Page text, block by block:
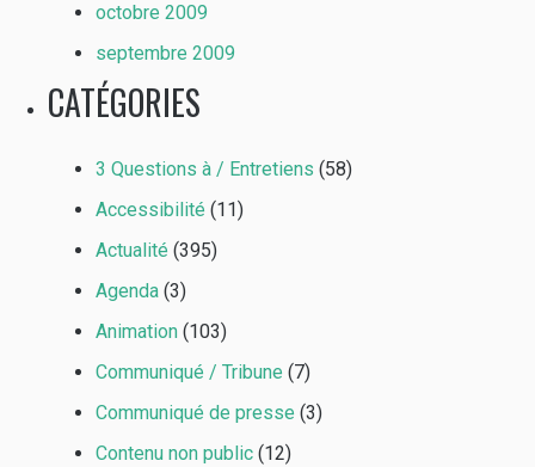
octobre 2009
septembre 2009
CATÉGORIES
3 Questions à / Entretiens (58)
Accessibilité (11)
Actualité (395)
Agenda (3)
Animation (103)
Communiqué / Tribune (7)
Communiqué de presse (3)
Contenu non public (12)